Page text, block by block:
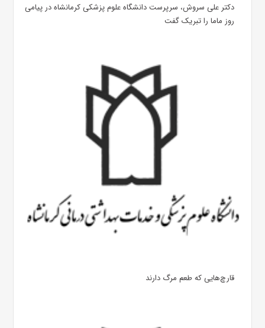
دکتر علی سروش، سرپرست دانشگاه علوم پزشکی کرمانشاه در پیامی
روز ماما را تبریک گفت
قارچ‌هایی که طعم مرگ دارند